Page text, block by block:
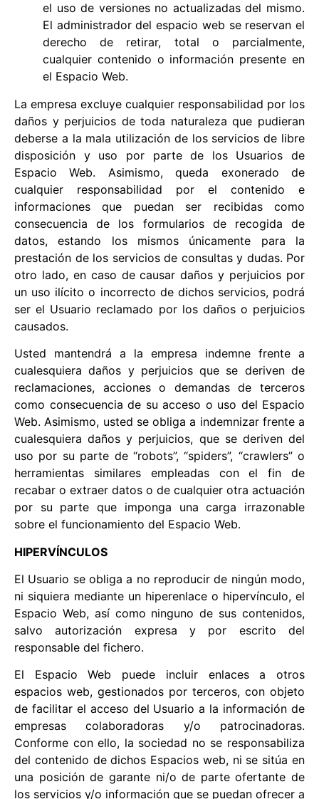
el uso de versiones no actualizadas del mismo.
El administrador del espacio web se reservan el
derecho de retirar, total o parcialmente,
cualquier contenido o información presente en
el Espacio Web.
La empresa excluye cualquier responsabilidad por los
daños y perjuicios de toda naturaleza que pudieran
deberse a la mala utilización de los servicios de libre
disposición y uso por parte de los Usuarios de
Espacio Web. Asimismo, queda exonerado de
cualquier responsabilidad por el contenido e
informaciones que puedan ser recibidas como
consecuencia de los formularios de recogida de
datos, estando los mismos únicamente para la
prestación de los servicios de consultas y dudas. Por
otro lado, en caso de causar daños y perjuicios por
un uso ilícito o incorrecto de dichos servicios, podrá
ser el Usuario reclamado por los daños o perjuicios
causados.
Usted mantendrá a la empresa indemne frente a
cualesquiera daños y perjuicios que se deriven de
reclamaciones, acciones o demandas de terceros
como consecuencia de su acceso o uso del Espacio
Web. Asimismo, usted se obliga a indemnizar frente a
cualesquiera daños y perjuicios, que se deriven del
uso por su parte de “robots”, “spiders”, “crawlers” o
herramientas similares empleadas con el fin de
recabar o extraer datos o de cualquier otra actuación
por su parte que imponga una carga irrazonable
sobre el funcionamiento del Espacio Web.
HIPERVÍNCULOS
El Usuario se obliga a no reproducir de ningún modo,
ni siquiera mediante un hiperenlace o hipervínculo, el
Espacio Web, así como ninguno de sus contenidos,
salvo autorización expresa y por escrito del
responsable del fichero.
El Espacio Web puede incluir enlaces a otros
espacios web, gestionados por terceros, con objeto
de facilitar el acceso del Usuario a la información de
empresas colaboradoras y/o patrocinadoras.
Conforme con ello, la sociedad no se responsabiliza
del contenido de dichos Espacios web, ni se sitúa en
una posición de garante ni/o de parte ofertante de
los servicios y/o información que se puedan ofrecer a